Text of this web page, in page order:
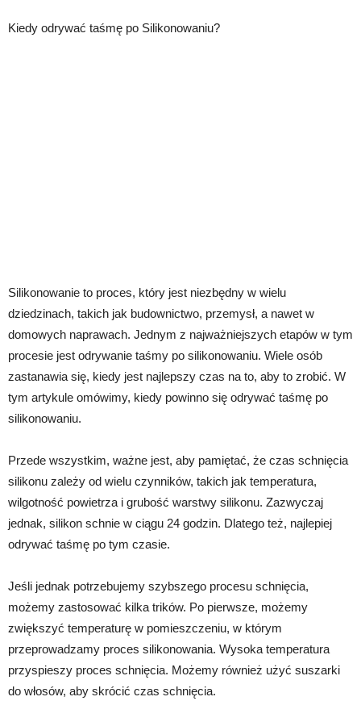
Kiedy odrywać taśmę po Silikonowaniu?
Silikonowanie to proces, który jest niezbędny w wielu
dziedzinach, takich jak budownictwo, przemysł, a nawet w
domowych naprawach. Jednym z najważniejszych etapów w tym
procesie jest odrywanie taśmy po silikonowaniu. Wiele osób
zastanawia się, kiedy jest najlepszy czas na to, aby to zrobić. W
tym artykule omówimy, kiedy powinno się odrywać taśmę po
silikonowaniu.
Przede wszystkim, ważne jest, aby pamiętać, że czas schnięcia
silikonu zależy od wielu czynników, takich jak temperatura,
wilgotność powietrza i grubość warstwy silikonu. Zazwyczaj
jednak, silikon schnie w ciągu 24 godzin. Dlatego też, najlepiej
odrywać taśmę po tym czasie.
Jeśli jednak potrzebujemy szybszego procesu schnięcia,
możemy zastosować kilka trików. Po pierwsze, możemy
zwiększyć temperaturę w pomieszczeniu, w którym
przeprowadzamy proces silikonowania. Wysoka temperatura
przyspieszy proces schnięcia. Możemy również użyć suszarki
do włosów, aby skrócić czas schnięcia.